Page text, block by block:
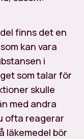
finns det en
kan vara
i
som talar för
skulle
med andra
ofta reagerar
läkemedel bör